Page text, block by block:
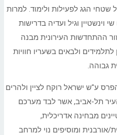
שטחי הגג לפעילות ולימוד. למרות
וינשטיין וגיל ועדיה בדרישות
ההתחדשות העירונית מבנה
לתלמידים ולבאים בשעריו חוויות
גבוהה.
ע"ש ישראל רוקח לציין ולהרים
תל-אביב, אשר לבד מערכם
מבחינה אדריכלית,
אורבנית ומוסיפים נוי למרחב